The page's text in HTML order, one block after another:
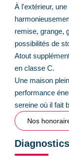
À l'extérieur,
remise, grange,
possibilités de
Atout
en classe C.
Une maison
performance
sereine où il fait
Nos